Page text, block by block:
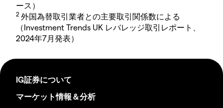
ース）
2 外国為替取引業者との主要取引関係数による
（Investment Trends UK レバレッジ取引レポート、
2024年7月発表）
IG証券について
マーケット情報＆分析